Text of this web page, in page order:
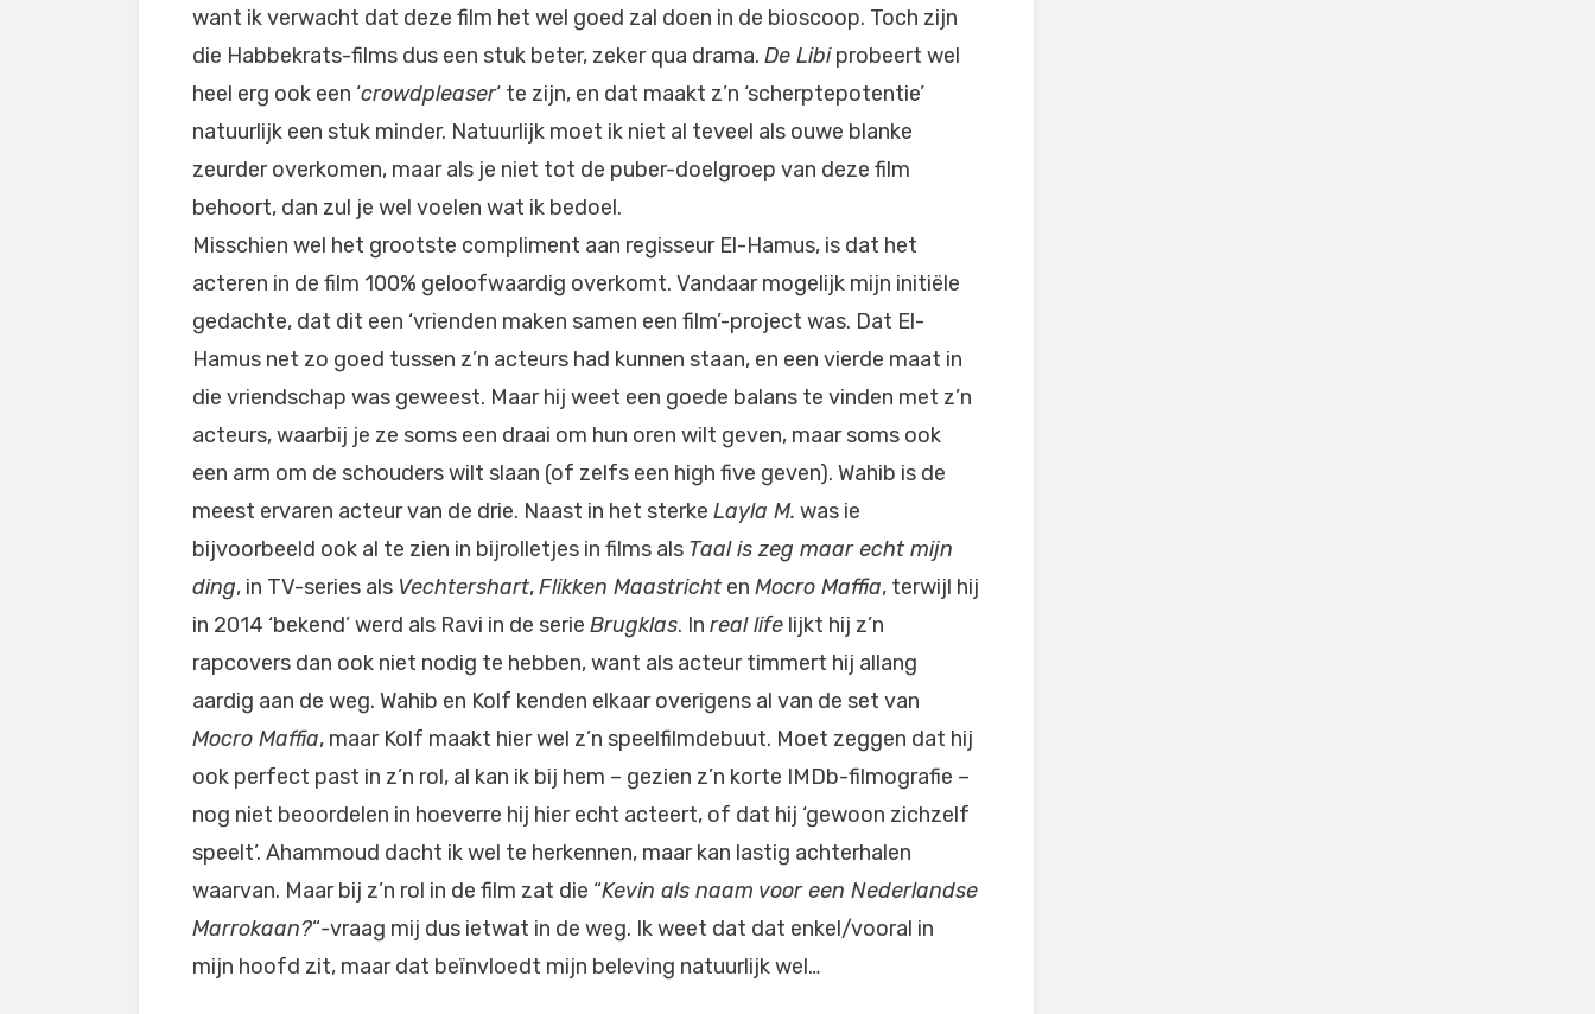
want ik verwacht dat deze film het wel goed zal doen in de bioscoop. Toch zijn
die Habbekrats-films dus een stuk beter, zeker qua drama. De Libiprobeert wel
heel erg ook een ‘crowdpleaser‘ te zijn, en dat maakt z’n ‘scherptepotentie’
natuurlijk een stuk minder. Natuurlijk moet ik niet al teveel als ouwe blanke
zeurder overkomen, maar als je niet tot de puber-doelgroep van deze film
behoort, dan zul je wel voelen wat ik bedoel.
Misschien wel het grootste compliment aan regisseur El-Hamus, is dat het
acteren in de film 100% geloofwaardig overkomt. Vandaar mogelijk mijn initiële
gedachte, dat dit een ‘vrienden maken samen een film’-project was. Dat El-
Hamus net zo goed tussen z’n acteurs had kunnen staan, en een vierde maat in
die vriendschap was geweest. Maar hij weet een goede balans te vinden met z’n
acteurs, waarbij je ze soms een draai om hun oren wilt geven, maar soms ook
een arm om de schouders wilt slaan (of zelfs een high five geven). Wahib is de
meest ervaren acteur van de drie. Naast in het sterke Layla M. was ie
bijvoorbeeld ook al te zien in bijrolletjes in films als Taal is zeg maar echt mijn
ding, in TV-series als Vechtershart,Flikken Maastricht en Mocro Maffia, terwijl hij
in 2014 ‘bekend’ werd als Ravi in de serie Brugklas. In real life lijkt hij z’n
rapcovers dan ook niet nodig te hebben, want als acteur timmert hij allang
aardig aan de weg. Wahib en Kolf kenden elkaar overigens al van de set van
Mocro Maffia, maar Kolf maakt hier wel z’n speelfilmdebuut. Moet zeggen dat hij
ook perfect past in z’n rol, al kan ik bij hem – gezien z’n korte IMDb-filmografie –
nog niet beoordelen in hoeverre hij hier echt acteert, of dat hij ‘gewoon zichzelf
speelt’. Ahammoud dacht ik wel te herkennen, maar kan lastig achterhalen
waarvan. Maar bij z’n rol in de film zat die “Kevin als naam voor een Nederlandse
Marrokaan?“-vraag mij dus ietwat in de weg. Ik weet dat dat enkel/vooral in
mijn hoofd zit, maar dat beïnvloedt mijn beleving natuurlijk wel…